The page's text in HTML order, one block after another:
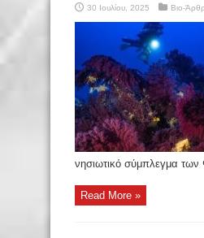
30 Ιουλίου, 2025 Βιο-
νησιωτικό σύμπλεγμα
Read More »